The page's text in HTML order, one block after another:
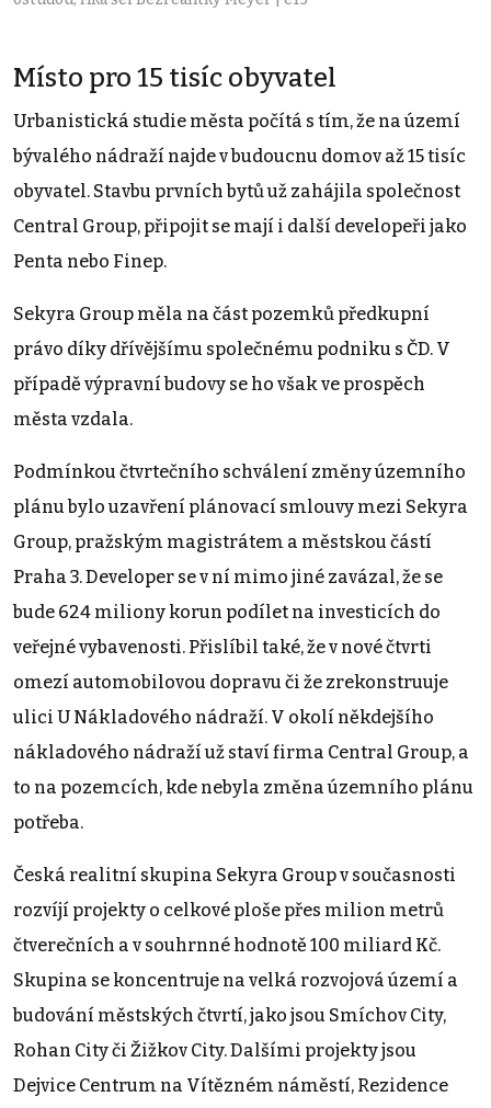
Místo pro 15 tisíc obyvatel
Urbanistická studie města počítá s tím, že na území
bývalého nádraží najde v budoucnu domov až 15 tisíc
obyvatel. Stavbu prvních bytů už zahájila společnost
Central Group, připojit se mají i další developeři jako
Penta nebo Finep.
Sekyra Group měla na část pozemků předkupní
právo díky dřívějšímu společnému podniku s ČD. V
případě výpravní budovy se ho však ve prospěch
města vzdala.
Podmínkou čtvrtečního schválení změny územního
plánu bylo uzavření plánovací smlouvy mezi Sekyra
Group, pražským magistrátem a městskou částí
Praha 3. Developer se v ní mimo jiné zavázal, že se
bude 624 miliony korun podílet na investicích do
veřejné vybavenosti. Přislíbil také, že v nové čtvrti
omezí automobilovou dopravu či že zrekonstruuje
ulici U Nákladového nádraží. V okolí někdejšího
nákladového nádraží už staví firma Central Group, a
to na pozemcích, kde nebyla změna územního plánu
potřeba.
Česká realitní skupina Sekyra Group v současnosti
rozvíjí projekty o celkové ploše přes milion metrů
čtverečních a v souhrnné hodnotě 100 miliard Kč.
Skupina se koncentruje na velká rozvojová území a
budování městských čtvrtí, jako jsou Smíchov City,
Rohan City či Žižkov City. Dalšími projekty jsou
Dejvice Centrum na Vítězném náměstí, Rezidence